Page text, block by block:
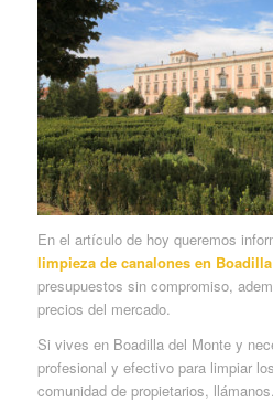
En el artículo de hoy queremos
limpieza de canalones en
presupuestos sin compromiso,
precios del mercado.
Si vives en Boadilla del Monte y
profesional y efectivo para limpiar
comunidad de propietarios, llámanos.